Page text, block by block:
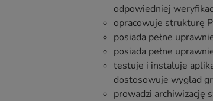
odpowiedniej
opracowuje strukturę
posiada pełne
posiada pełne
testuje i instaluje
dostosowuje wygląd
prowadzi archiwizację